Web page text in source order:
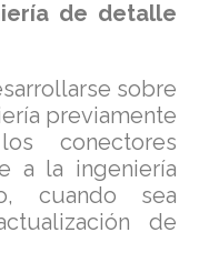
de detalle
sobre
previamente
conectores
a la ingeniería
cuando sea
de